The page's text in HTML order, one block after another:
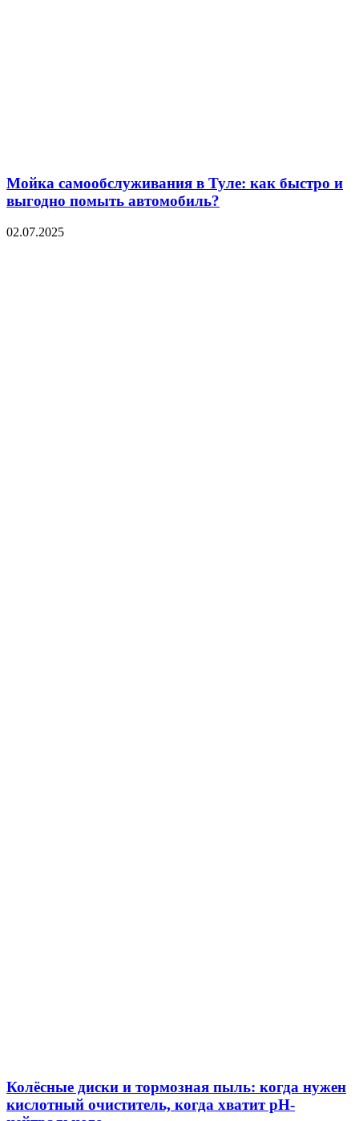
Мойка самообслуживания в Туле: как быстро и
выгодно помыть автомобиль?
02.07.2025
Колёсные диски и тормозная пыль: когда нужен
кислотный очиститель, когда хватит pH-